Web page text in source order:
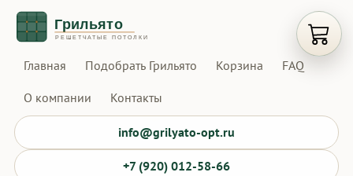
Главная Подобрать Грильято Корзина FAQ
О компании Контакты
info@grilyato-opt.ru
+7 (920) 012-58-66